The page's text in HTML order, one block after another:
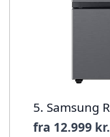
5. Samsung
fra 12.999 kr.